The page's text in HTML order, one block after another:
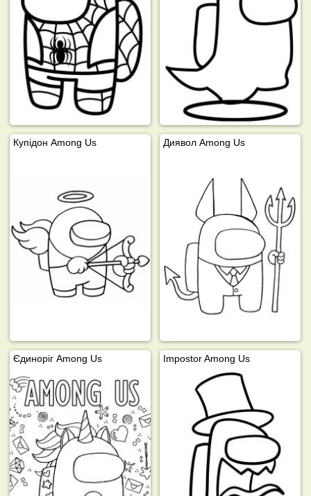
Купідон Among Us Диявол Among Us
Єдиноріг Among Us Impostor Among Us